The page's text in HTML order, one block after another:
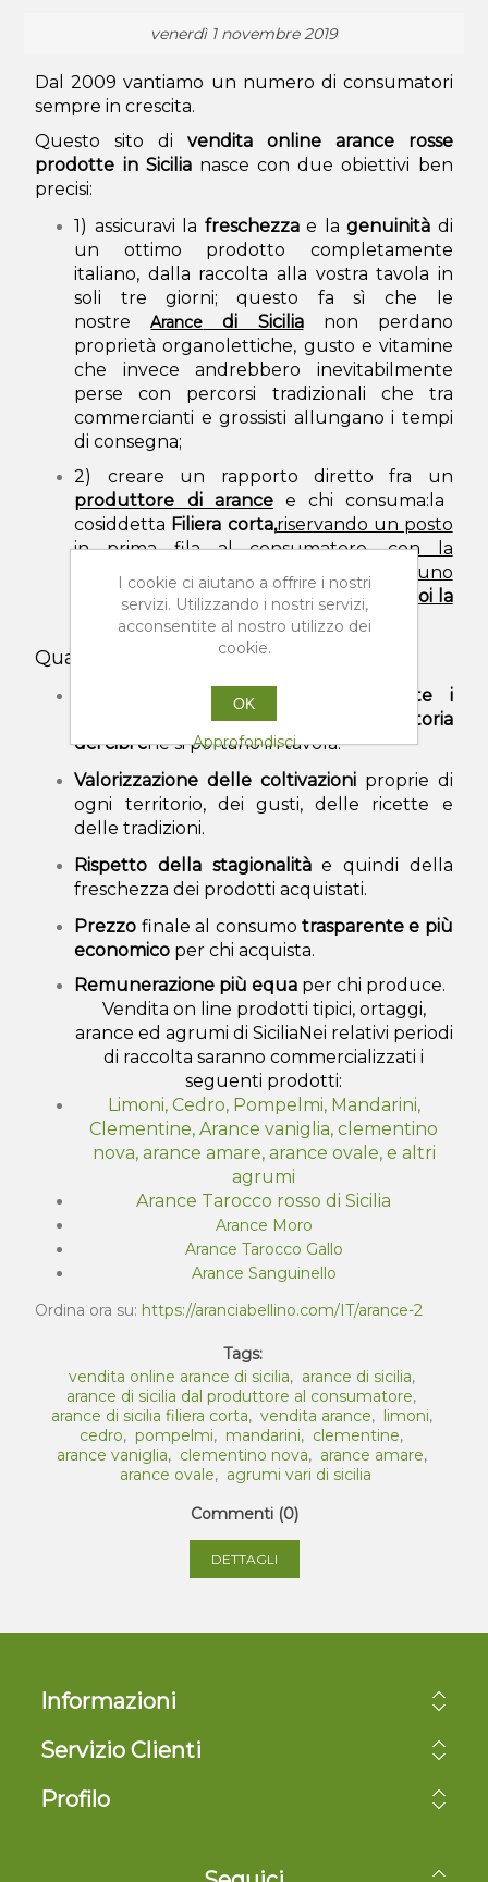
venerdì 1 novembre 2019
Dal 2009 vantiamo un numero di consumatori
sempre in crescita.
Questo sito di vendita online arance rosse
prodotte in Sicilianasce con due obiettivi ben
precisi:
1) assicuravi la freschezzae lagenuinità di
un ottimo prodotto completamente
italiano, dalla raccolta alla vostra tavola in
soli tre giorni; questo fa sì che le
nostre
Arance di Sicilia
non perdano
proprietà organolettiche, gusto e vitamine
che invece andrebbero inevitabilmente
perse con percorsi tradizionali che tra
commercianti e grossisti allungano i tempi
di consegna;
2) creare un rapporto diretto fra un
produttore di arance e chi consuma: la
cosiddetta Filiera corta,riservando un posto
in prima fila al consumatore, con la
consapevolezza di dipendere l'uno
dall'altro.Un cliente soddisfatto è per noi la
migliore pubblicità!
Quali i vantaggi della Filiera Corta?
conoscere direttamente i
, i loro metodi di lavoro,
la storia
dei cibi che si portano in tavola.
Valorizzazione delle coltivazioni proprie di
ogni territorio, dei gusti, delle ricette e
delle tradizioni.
Rispetto della stagionalitàe quindi della
freschezza dei prodotti acquistati.
Prezzo finale al consumo trasparente e più
economico per chi acquista.
Remunerazione più equa per chi produce.
Vendita on line prodotti tipici, ortaggi,
arance ed agrumi di SiciliaNei relativi periodi
di raccolta saranno commercializzati i
seguenti prodotti:
Limoni, Cedro, Pompelmi, Mandarini,
Clementine, Arance vaniglia, clementino
nova, arance amare, arance ovale, e altri
agrumi
Arance Tarocco rosso di Sicilia
Arance Moro
Arance Tarocco Gallo
Arance Sanguinello
Ordina ora su: https://aranciabellino.com/IT/arance-2
Tags:
vendita online arance di sicilia, arance di sicilia,
arance di sicilia dal produttore al consumatore,
arance di sicilia filiera corta, vendita arance, limoni,
cedro, pompelmi, mandarini, clementine,
arance vaniglia, clementino nova, arance amare,
arance ovale, agrumi vari di sicilia
Commenti (0)
DETTAGLI
Informazioni
Servizio Clienti
Profilo
I cookie ci aiutano a offrire i nostri
servizi. Utilizzando i nostri servizi,
acconsentite al nostro utilizzo dei
cookie.
OK
Approfondisci